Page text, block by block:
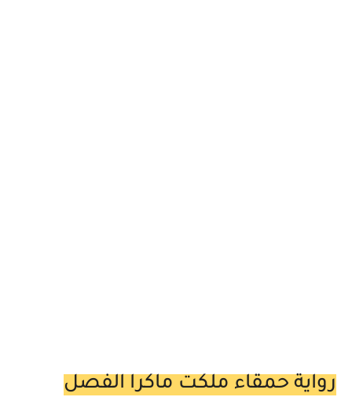
رواية حمقاء ملكت ماكرا الفصل